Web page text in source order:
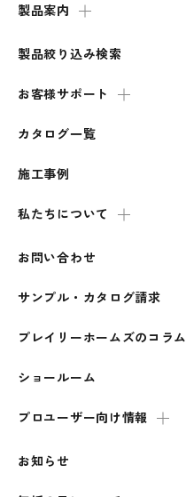
製品案内
製品絞り込み検索
お客様サポート
カタログ一覧
施工事例
私たちについて
お問い合わせ
サンプル・カタログ請求
プレイリーホームズのコラム
ショールーム
プロユーザー向け情報
お知らせ